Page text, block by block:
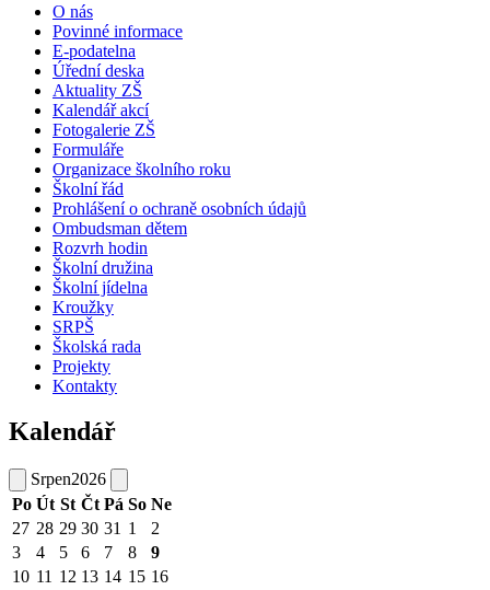
O nás
Povinné informace
E-podatelna
Úřední deska
Aktuality ZŠ
Kalendář akcí
Fotogalerie ZŠ
Formuláře
Organizace školního roku
Školní řád
Prohlášení o ochraně osobních údajů
Ombudsman dětem
Rozvrh hodin
Školní družina
Školní jídelna
Kroužky
SRPŠ
Školská rada
Projekty
Kontakty
Kalendář
Srpen2026
Po Út St Čt Pá So Ne
27 28 29 30 31 1
2
3
4 5 6 7 8
9
10 11 12 13 14 15 16